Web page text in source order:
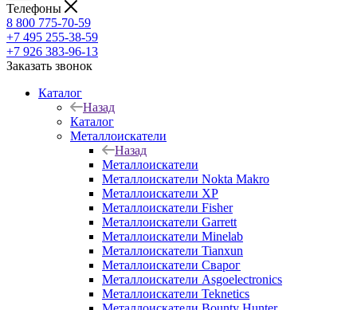
Телефоны
8 800 775-70-59
+7 495 255-38-59
+7 926 383-96-13
Заказать звонок
Каталог
Назад
Каталог
Металлоискатели
Назад
Металлоискатели
Металлоискатели Nokta Makro
Металлоискатели XP
Металлоискатели Fisher
Металлоискатели Garrett
Металлоискатели Minelab
Металлоискатели Tianxun
Металлоискатели Сварог
Металлоискатели Asgoelectronics
Металлоискатели Teknetics